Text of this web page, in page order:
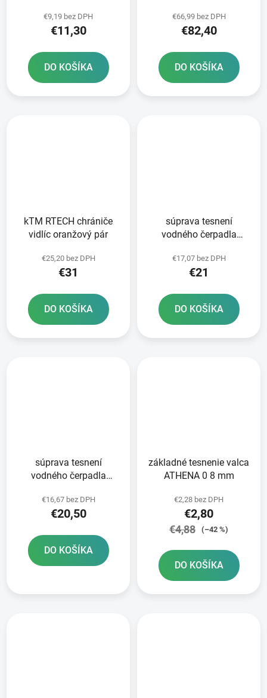
RTECH
€9,19 bez DPH
€11,30
DO KOŠÍKA
€66,99 bez DPH
€82,40
DO KOŠÍKA
kTM RTECH chrániče
vidlíc oranžový pár
€25,20 bez DPH
€31
DO KOŠÍKA
súprava tesnení
vodného čerpadla
€17,07 bez DPH
€21
DO KOŠÍKA
súprava tesnení
vodného čerpadla
€16,67 bez DPH
€20,50
DO KOŠÍKA
základné tesnenie valca
ATHENA 0 8 mm
€2,28 bez DPH
€2,80
€4,88 (–42 %)
DO KOŠÍKA